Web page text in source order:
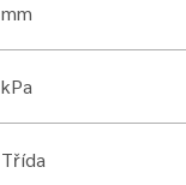
mm
kPa
Třída